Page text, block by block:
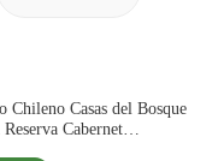
1 UNID +2 SELOS
Chileno Casas del Bosque
Cabernet